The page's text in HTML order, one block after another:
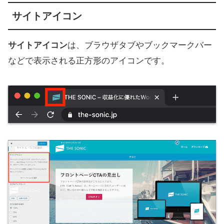
サイトアイコン
サイトアイコンは、ブラウザタブやブックマークバー
などで表示される正方形のアイコンです。